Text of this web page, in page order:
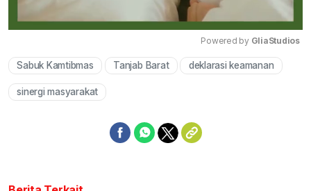
Mute
Powered by GliaStudios
Sabuk Kamtibmas Tanjab Barat deklarasi keamanan
sinergi masyarakat